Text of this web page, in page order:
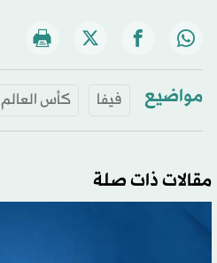
مواضيع فيفا كأس العالم
مقالات ذات صلة